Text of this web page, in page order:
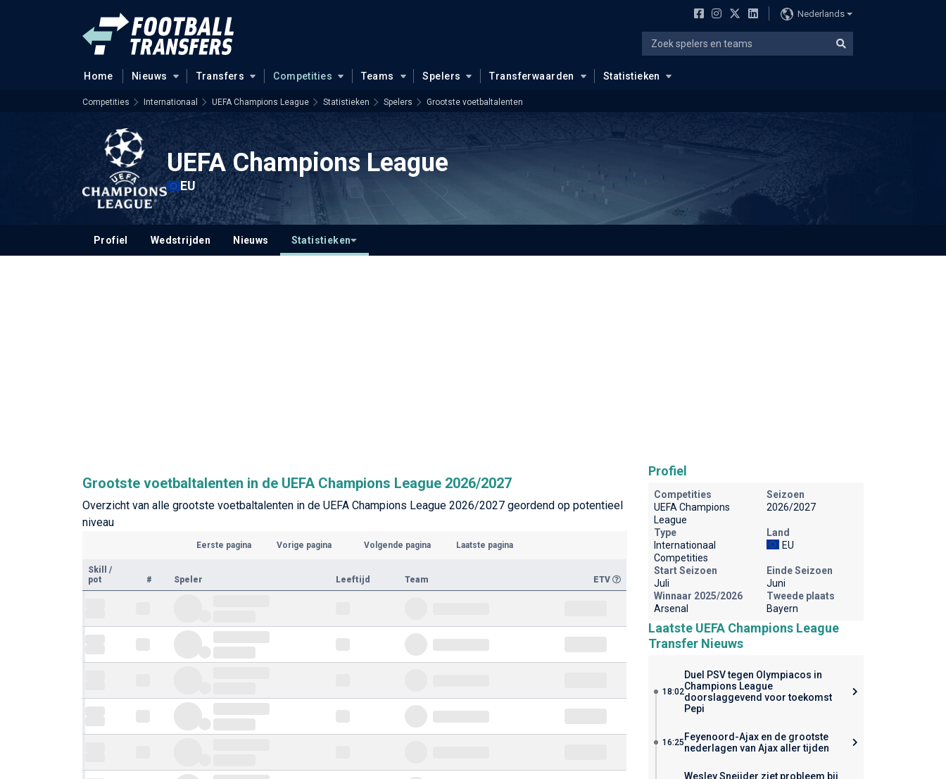
Nederlands
Home Nieuws Transfers Competities Teams Spelers Transferwaarden Statistieken
Competities Internationaal UEFA Champions League Statistieken Spelers Grootste voetbaltalenten
UEFA Champions League
EU
Profiel Wedstrijden Nieuws Statistieken
Grootste voetbaltalenten in de UEFA Champions League 2026/2027
Overzicht van alle grootste voetbaltalenten in de UEFA Champions League 2026/2027 geordend op potentieel
niveau
Eerste pagina Vorige pagina Volgende pagina Laatste pagina
Skill
/
pot
# Speler Leeftijd Team ETV
Profiel
Competities
UEFA Champions
League
Seizoen
2026/2027
Type
Internationaal
Competities
Land
EU
Start Seizoen
Juli
Einde Seizoen
Juni
Winnaar 2025/2026
Arsenal
Tweede plaats
Bayern
Laatste UEFA Champions League
Transfer Nieuws
18:02
Duel PSV tegen Olympiacos in
Champions League
doorslaggevend voor toekomst
Pepi
16:25 Feyenoord-Ajax en de grootste
nederlagen van Ajax aller tijden
Wesley Sneijder ziet probleem bij